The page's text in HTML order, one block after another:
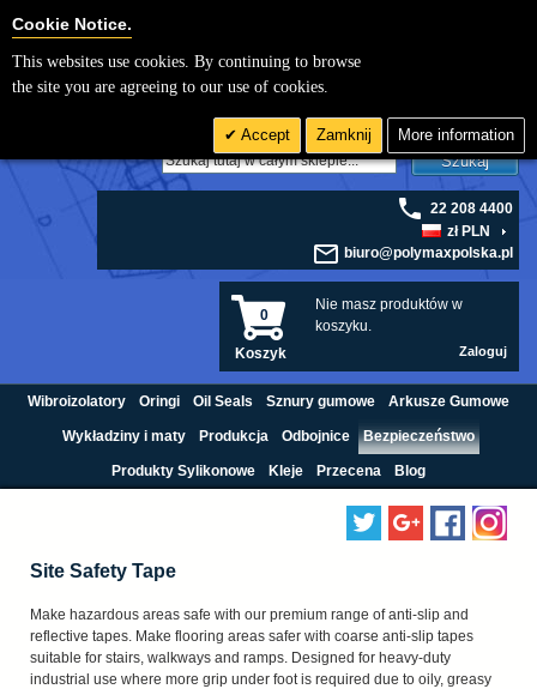
Szukaj
22 208 4400
zł PLN
biuro@polymaxpolska.pl
Nie masz produktów w
koszyku.
0
Koszyk Zaloguj
Wibroizolatory Oringi Oil Seals Sznury gumowe Arkusze Gumowe
Wykładziny i maty Produkcja Odbojnice Bezpieczeństwo
Produkty Sylikonowe Kleje Przecena Blog
Site Safety Tape
Make hazardous areas safe with our premium range of anti-slip and
reflective tapes. Make flooring areas safer with coarse anti-slip tapes
suitable for stairs, walkways and ramps. Designed for heavy-duty
industrial use where more grip under foot is required due to oily, greasy
Cookie Notice.
This websites use cookies. By continuing to browse
the site you are agreeing to our use of cookies.
Accept Zamknij More information
Cookie Settings